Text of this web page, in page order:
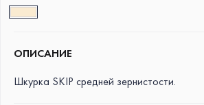
ОПИСАНИЕ
Шкурка SKIP средней зернистости.